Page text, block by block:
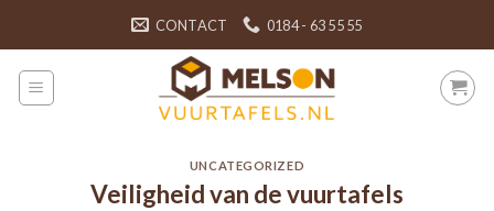
content
CONTACT 0184 - 63 55 55
UNCATEGORIZED
Veiligheid van de vuurtafels